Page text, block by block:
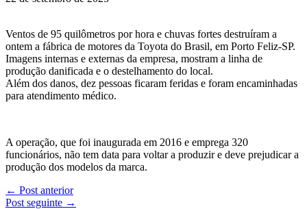
Ventos de 95 quilômetros por hora e chuvas fortes destruíram a
ontem a fábrica de motores da Toyota do Brasil, em Porto Feliz-SP.
Imagens internas e externas da empresa, mostram a linha de
produção danificada e o destelhamento do local.
Além dos danos, dez pessoas ficaram feridas e foram encaminhadas
para atendimento médico.
A operação, que foi inaugurada em 2016 e emprega 320
funcionários, não tem data para voltar a produzir e deve prejudicar a
produção dos modelos da marca.
← Post anterior
Post seguinte →